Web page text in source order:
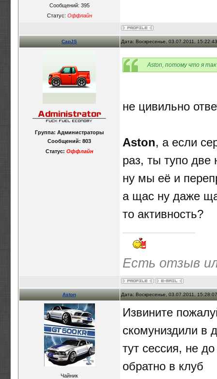
Сообщений: 395
Статус: Оффлайн
CapJS Дата: Воскресенье, 03.07.2011,
Группа: Администраторы
Сообщений: 803
Статус: Оффлайн
Aston, потому что я так
не цивильно
Aston, а если
раз, ты тупо две
ну мы её и
а щас ну даже
то активность?
Есть отзыв
Aston Дата: Воскресенье, 03.07.2011,
Чайник
Извините
скомуниздили в
тут сессия, не
обратно в клуб